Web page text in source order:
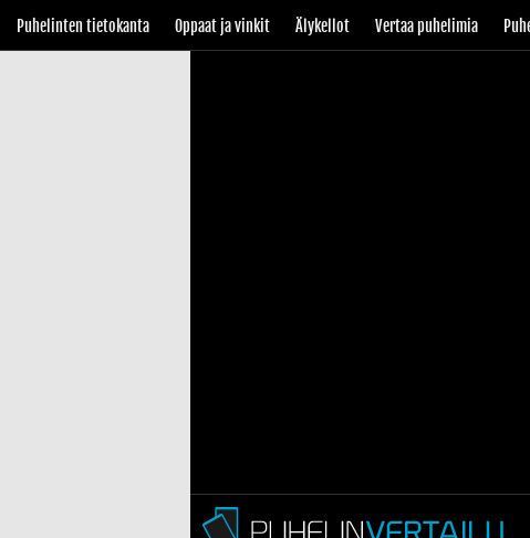
Puhelinten tietokanta Oppaat ja vinkit Älykellot Vertaa puhelimia